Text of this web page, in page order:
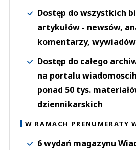
Dostęp do wszystkich
artykułów - newsów,
komentarzy, wywiadów
Dostęp do całego
na portalu
ponad 50 tys.
dziennikarskich
W RAMACH PRENUMERATY
6 wydań magazynu